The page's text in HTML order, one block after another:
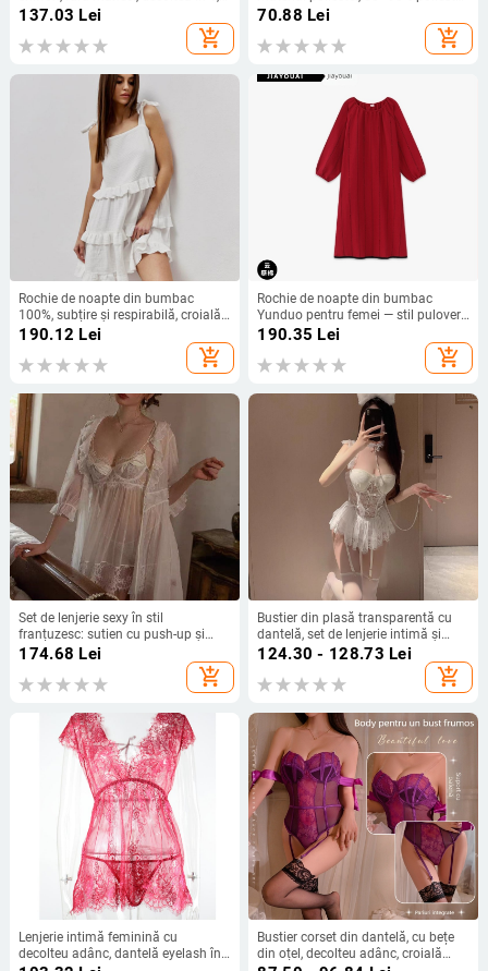
camisole stil, pentru acasă.
137.03 Lei
add_shopping_cart
îmbrăcăminte de casă
70.88 Lei
add_shopping_cart
Rochie de noapte din bumbac
100%, subțire și respirabilă, croială
lejeră, mâneci lungi, îmbrăcăminte
190.12 Lei
add_shopping_cart
Rochie de noapte din bumbac
Yunduo pentru femei — stil pulover,
guler rotund, mâneci lungi, lungime
medie, respirabilă, confortabilă
pentru casă
190.35 Lei
add_shopping_cart
Set de lenjerie sexy în stil
franțuzesc: sutien cu push-up și
suport metalic, noapte din plasă,
174.68 Lei
add_shopping_cart
Bustier din plasă transparentă cu
dantelă, set de lenjerie intimă și
rochie de noapte scurtă
124.30 - 128.73 Lei
add_shopping_cart
Lenjerie intimă feminină cu
decolteu adânc, dantelă eyelash în
Bustier corset din dantelă, cu bețe
din oțel, decolteu adânc, croială